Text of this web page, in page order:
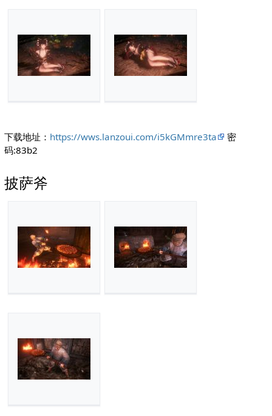
下载地址： https://wws.lanzoui.com/i5kGMmre3ta
密
码:83b2
披萨斧